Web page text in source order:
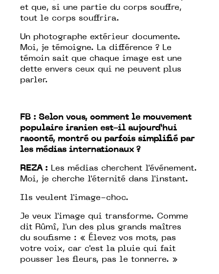
et que, si une partie du corps souffre,
tout le corps souffrira.
Un photographe extérieur documente.
Moi, je témoigne. La différence ? Le
témoin sait que chaque image est une
dette envers ceux qui ne peuvent plus
parler.
FB : Selon vous, comment le mouvement
populaire iranien est-il aujourd’hui
raconté, montré ou parfois simplifié par
les médias internationaux ?
REZA : Les médias cherchent l'événement.
Moi, je cherche l'éternité dans l'instant.
Ils veulent l'image-choc.
Je veux l'image qui transforme. Comme
dit Rûmî, l'un des plus grands maîtres
du soufisme : « Élevez vos mots, pas
votre voix, car c'est la pluie qui fait
pousser les fleurs, pas le tonnerre. »